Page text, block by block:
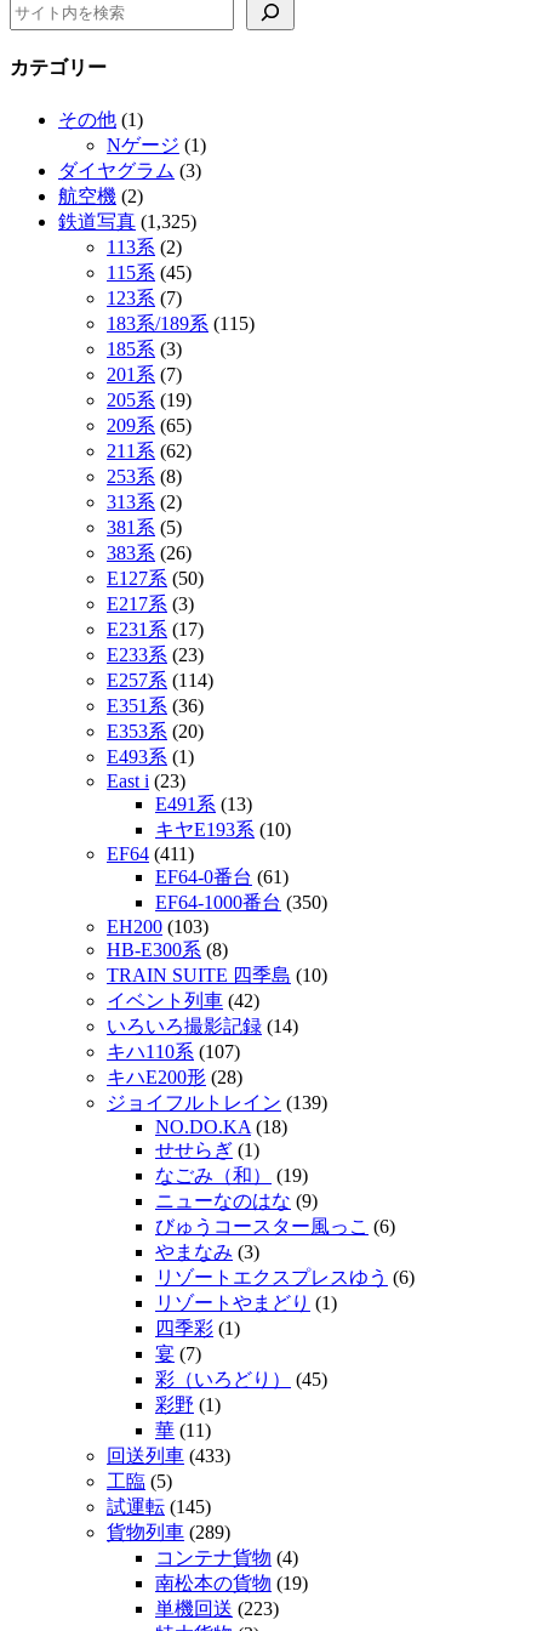
カテゴリー
その他 (1)
Nゲージ (1)
ダイヤグラム (3)
航空機 (2)
鉄道写真 (1,325)
113系 (2)
115系 (45)
123系 (7)
183系/189系 (115)
185系 (3)
201系 (7)
205系 (19)
209系 (65)
211系 (62)
253系 (8)
313系 (2)
381系 (5)
383系 (26)
E127系 (50)
E217系 (3)
E231系 (17)
E233系 (23)
E257系 (114)
E351系 (36)
E353系 (20)
E493系 (1)
East i (23)
E491系 (13)
キヤE193系 (10)
EF64 (411)
EF64-0番台 (61)
EF64-1000番台 (350)
EH200 (103)
HB-E300系 (8)
TRAIN SUITE 四季島 (10)
イベント列車 (42)
いろいろ撮影記録 (14)
キハ110系 (107)
キハE200形 (28)
ジョイフルトレイン (139)
NO.DO.KA (18)
せせらぎ (1)
なごみ（和）
(19)
ニューなのはな (9)
びゅうコースター風っこ (6)
やまなみ (3)
リゾートエクスプレスゆう (6)
リゾートやまどり (1)
四季彩 (1)
宴 (7)
彩（いろどり）
(45)
彩野 (1)
華 (11)
回送列車 (433)
工臨 (5)
試運転 (145)
貨物列車 (289)
コンテナ貨物 (4)
南松本の貨物 (19)
単機回送 (223)